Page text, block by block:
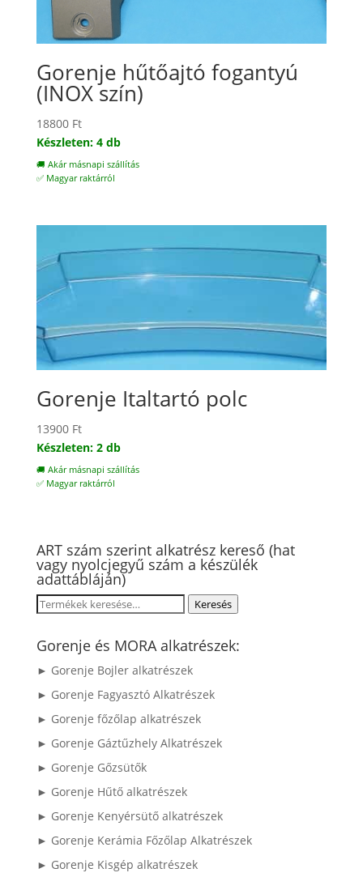
Gorenje hűtőajtó fogantyú
(INOX szín)
18800 Ft
Készleten: 4 db
🚚 Akár másnapi szállítás
✅ Magyar raktárról
Gorenje Italtartó polc
13900 Ft
Készleten: 2 db
🚚 Akár másnapi szállítás
✅ Magyar raktárról
ART szám szerint alkatrész kereső (hat
vagy nyolcjegyű szám a készülék
adattábláján)
Keresés
következőre:
Keresés
Gorenje és MORA alkatrészek:
► Gorenje Bojler alkatrészek
► Gorenje Fagyasztó Alkatrészek
► Gorenje főzőlap alkatrészek
► Gorenje Gáztűzhely Alkatrészek
► Gorenje Gőzsütők
► Gorenje Hűtő alkatrészek
► Gorenje Kenyérsütő alkatrészek
► Gorenje Kerámia Főzőlap Alkatrészek
► Gorenje Kisgép alkatrészek